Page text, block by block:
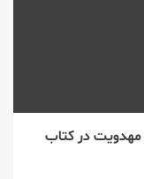
مهدویت در كتاب